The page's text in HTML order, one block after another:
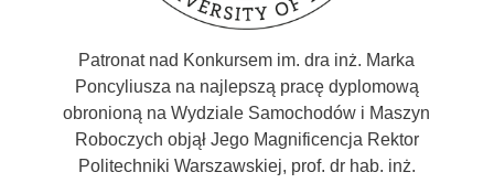
​​Patronat nad Konkursem im. dra inż. Marka
Poncyliusza na najlepszą pracę dyplomową
obronioną na Wydziale Samochodów i Maszyn
Roboczych objął Jego Magnificencja Rektor
Politechniki Warszawskiej, prof. dr hab. inż.